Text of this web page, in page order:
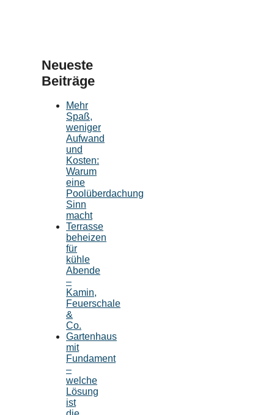
Neueste
Beiträge
Mehr
Spaß,
weniger
Aufwand
und
Kosten:
Warum
eine
Poolüberdachung
Sinn
macht
Terrasse
beheizen
für
kühle
Abende
–
Kamin,
Feuerschale
&
Co.
Gartenhaus
mit
Fundament
–
welche
Lösung
ist